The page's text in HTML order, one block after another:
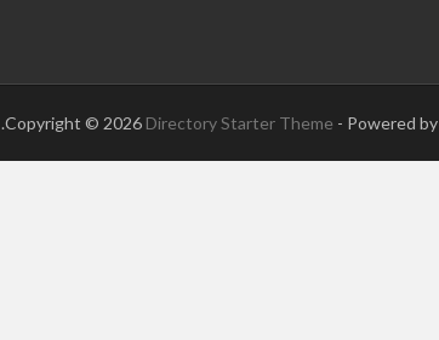
Copyright © 2026 Directory Starter Theme - Powered by
.